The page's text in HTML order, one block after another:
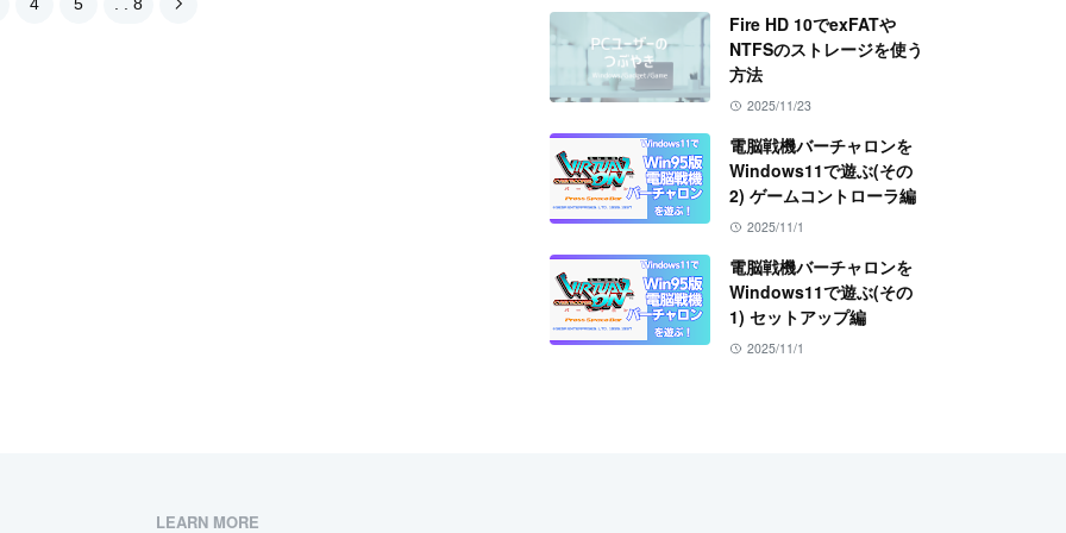
Fire HD 10でexFATや
NTFSのストレージを使う
方法
2025/11/23
電脳戦機バーチャロンを
Windows11で遊ぶ(その
2) ゲームコントローラ編
2025/11/1
電脳戦機バーチャロンを
Windows11で遊ぶ(その
1) セットアップ編
2025/11/1
LEARN MORE